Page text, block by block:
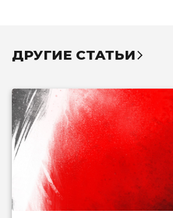
ДРУГИЕ СТАТЬИ